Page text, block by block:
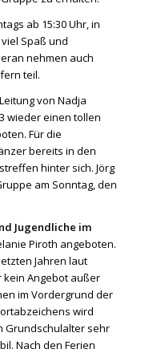
ab 15:30 Uhr, in
Spaß und
nehmen auch
teil.
von Nadja
wieder einen tollen
Für die
bereits in den
hinter sich. Jörg
am Sonntag, den
Jugendliche im
Piroth angeboten.
Jahren laut
Angebot außer
im Vordergrund der
wird
Grundschulalter sehr
Nach den Ferien